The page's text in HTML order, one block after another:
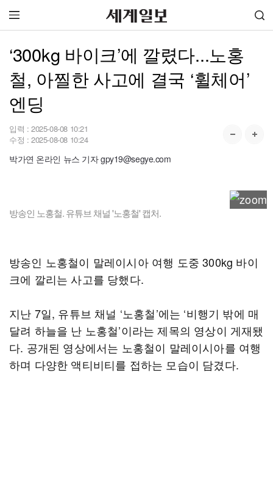
‘300kg 바이크’에 깔렸다...노홍
철, 아찔한 사고에 결국 ‘휠체어’
엔딩
입력 : 2025-08-08 10:21
수정 : 2025-08-08 10:24
박가연 온라인 뉴스 기자 gpy19@segye.com
방송인 노홍철. 유튜브 채널 '노홍철' 캡처.
방송인 노홍철이 말레이시아 여행 도중 300kg 바이
크에 깔리는 사고를 당했다.
지난 7일, 유튜브 채널 ‘노홍철’에는 ‘비행기 밖에 매
달려 하늘을 난 노홍철’이라는 제목의 영상이 게재됐
다. 공개된 영상에서는 노홍철이 말레이시아를 여행
하며 다양한 액티비티를 접하는 모습이 담겼다.